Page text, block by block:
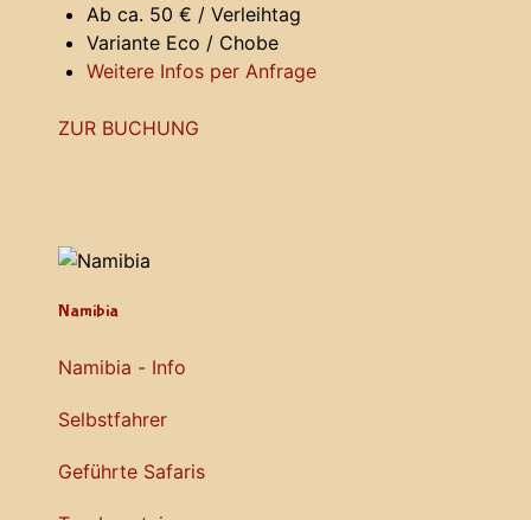
Ab ca. 50 € / Verleihtag
Variante Eco / Chobe
Weitere Infos per Anfrage
ZUR BUCHUNG
Namibia
Namibia - Info
Selbstfahrer
Geführte Safaris